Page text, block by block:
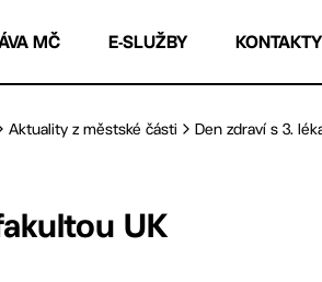
MČ E-SLUŽBY KONTAKTY
Aktuality z městské části Den zdraví s 3.
UK